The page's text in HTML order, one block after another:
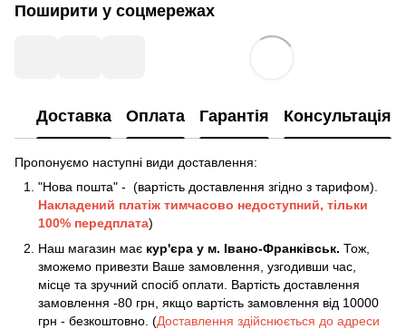
Поширити у соцмережах
Доставка Оплата Гарантія Консультація
Пропонуємо наступні види доставлення:
"Нова пошта" - (вартість доставлення згідно з тарифом).
Накладений платіж тимчасово недоступний, тільки
100% передплата)
Наш магазин має кур'єра у м. Івано-Франківськ. Тож,
зможемо привезти Ваше замовлення, узгодивши час,
місце та зручний спосіб оплати. Вартість доставлення
замовлення -80 грн, якщо вартість замовлення від 10000
грн - безкоштовно. (Доставлення здійснюється до адреси